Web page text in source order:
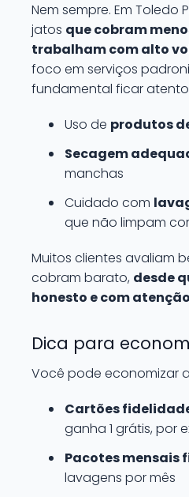
Nem sempre. Em Toledo
jatos que cobram
trabalham com alto
foco em serviços
fundamental ficar
Uso de produtos
Secagem
manchas
Cuidado com
que não limpam
Muitos clientes avaliam
cobram barato, desde
honesto e com
Dica para
Você pode economizar
Cartões
ganha 1 grátis, por
Pacotes mensais
lavagens por mês